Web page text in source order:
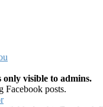
only visible to admins.
Facebook posts.